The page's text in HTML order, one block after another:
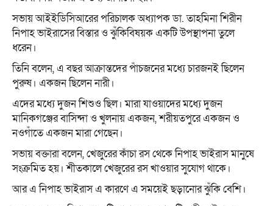
সভায় আইইডিসিআরের পরিচালক অধ্যাপক ডা. তাহমিনা শিরীন
নিপাহ ভাইরাসের বিস্তার ও ঝুঁকিবিষয়ক একটি উপস্থাপনা তুলে
ধরেন।
তিনি বলেন, এ বছর আক্রান্তদের পাঁচজনের মধ্যে চারজনই ছিলেন
পুরুষ। একজন ছিলেন নারী।
এদের মধ্যে দুজন শিশুও ছিল। মারা যাওয়াদের মধ্যে দুজন
মানিকগঞ্জের বাসিন্দা ও খুলনায় একজন, শরীয়তপুরে একজন ও
নওগাঁতে একজন মারা গেছেন।
সভায় বক্তারা বলেন, খেজুরের কাঁচা রস থেকে নিপাহ ভাইরাস মানুষে
সংক্রমিত হয়। শীতকালে খেজুরের রস খাওয়ার সুযোগ থাকে।
আর এ নিপাহ ভাইরাস এ কারণে এ সময়েই ছড়ানোর ঝুঁকি বেশি।